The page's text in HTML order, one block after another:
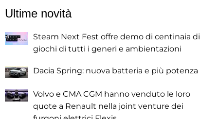
Ultime novità
Steam Next Fest offre demo di centinaia di
giochi di tutti i generi e ambientazioni
Dacia Spring: nuova batteria e più potenza
Volvo e CMA CGM hanno venduto le loro
quote a Renault nella joint venture dei